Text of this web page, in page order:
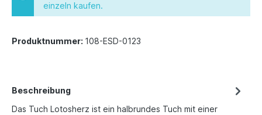
einzeln kaufen.
Produktnummer: 108-ESD-0123
Beschreibung
Das Tuch Lotosherz ist ein halbrundes Tuch mit einer